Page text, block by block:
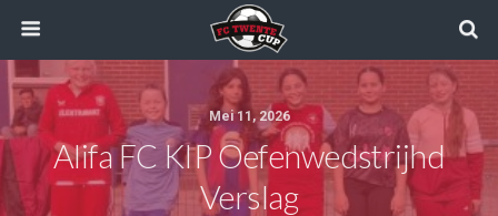
Mei 11, 2026
Alifa FC KIP Oefenwedstrijhd
Verslag